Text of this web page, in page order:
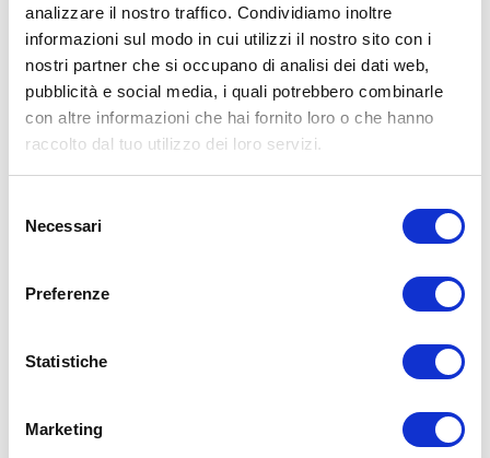
analizzare il nostro traffico. Condividiamo inoltre
informazioni sul modo in cui utilizzi il nostro sito con i
nostri partner che si occupano di analisi dei dati web,
pubblicità e social media, i quali potrebbero combinarle
con altre informazioni che hai fornito loro o che hanno
raccolto dal tuo utilizzo dei loro servizi.
delNecessari
Preferenze
Statistiche
Marketing